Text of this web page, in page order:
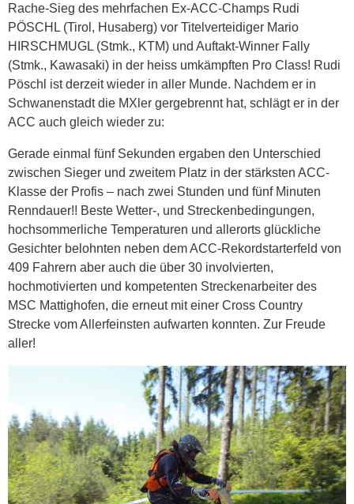
Rache-Sieg des mehrfachen Ex-ACC-Champs Rudi
PÖSCHL (Tirol, Husaberg) vor Titelverteidiger Mario
HIRSCHMUGL (Stmk., KTM) und Auftakt-Winner Fally
(Stmk., Kawasaki) in der heiss umkämpften Pro Class! Rudi
Pöschl ist derzeit wieder in aller Munde. Nachdem er in
Schwanenstadt die MXler gergebrennt hat, schlägt er in der
ACC auch gleich wieder zu:
Gerade einmal fünf Sekunden ergaben den Unterschied
zwischen Sieger und zweitem Platz in der stärksten ACC-
Klasse der Profis – nach zwei Stunden und fünf Minuten
Renndauer!! Beste Wetter-, und Streckenbedingungen,
hochsommerliche Temperaturen und allerorts glückliche
Gesichter belohnten neben dem ACC-Rekordstarterfeld von
409 Fahrern aber auch die über 30 involvierten,
hochmotivierten und kompetenten Streckenarbeiter des
MSC Mattighofen, die erneut mit einer Cross Country
Strecke vom Allerfeinsten aufwarten konnten. Zur Freude
aller!